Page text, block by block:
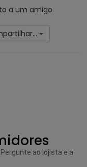
a um amigo
ao lojista e a